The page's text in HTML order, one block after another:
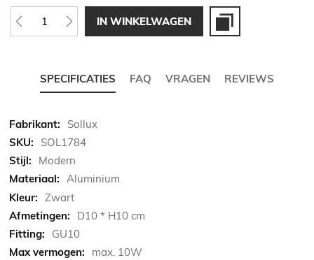
IN WINKELWAGEN
SPECIFICATIES FAQ VRAGEN REVIEWS
Meer
informatie
Sollux
SOL1784
Modern
Aluminium
Zwart
D10 * H10 cm
GU10
max. 10W